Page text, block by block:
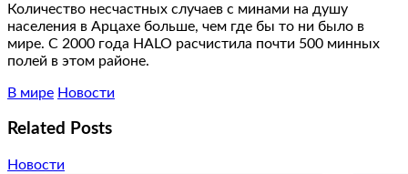
Количество несчастных случаев с минами на душу
населения в Арцахе больше, чем где бы то ни было в
мире. С 2000 года HALO расчистила почти 500 минных
полей в этом районе.
В мире Новости
Related Posts
Новости